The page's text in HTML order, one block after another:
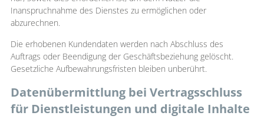
Inanspruchnahme des Dienstes zu ermöglichen oder
abzurechnen.
Die erhobenen Kundendaten werden nach Abschluss des
Auftrags oder Beendigung der Geschäftsbeziehung gelöscht.
Gesetzliche Aufbewahrungsfristen bleiben unberührt.
Datenübermittlung bei Vertragsschluss
für Dienstleistungen und digitale Inhalte